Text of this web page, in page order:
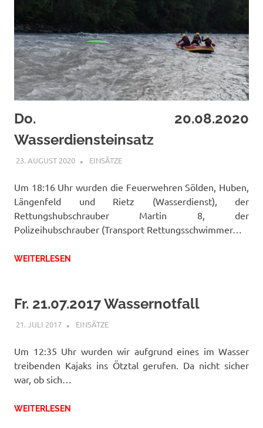
Do. 20.08.2020
Wasserdiensteinsatz
23. AUGUST 2020 RAINER SCHUCHTER
EINSÄTZE
Um 18:16 Uhr wurden die Feuerwehren Sölden, Huben,
Längenfeld und Rietz (Wasserdienst), der
Rettungshubschrauber Martin 8, der
Polizeihubschrauber (Transport Rettungsschwimmer…
WEITERLESEN
Fr. 21.07.2017 Wassernotfall
21. JULI 2017 FFWRIETZ
EINSÄTZE
Um 12:35 Uhr wurden wir aufgrund eines im Wasser
treibenden Kajaks ins Ötztal gerufen. Da nicht sicher
war, ob sich…
WEITERLESEN